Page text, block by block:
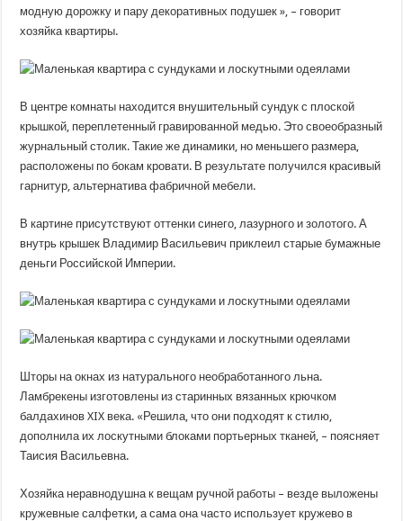
модную дорожку и пару декоративных подушек », – говорит
хозяйка квартиры.
В центре комнаты находится внушительный сундук с плоской
крышкой, переплетенный гравированной медью. Это своеобразный
журнальный столик. Такие же динамики, но меньшего размера,
расположены по бокам кровати. В результате получился красивый
гарнитур, альтернатива фабричной мебели.
В картине присутствуют оттенки синего, лазурного и золотого. А
внутрь крышек Владимир Васильевич приклеил старые бумажные
деньги Российской Империи.
Шторы на окнах из натурального необработанного льна.
Ламбрекены изготовлены из старинных вязанных крючком
балдахинов XIX века. «Решила, что они подходят к стилю,
дополнила их лоскутными блоками портьерных тканей, – поясняет
Таисия Васильевна.
Хозяйка неравнодушна к вещам ручной работы – везде выложены
кружевные салфетки, а сама она часто использует кружево в